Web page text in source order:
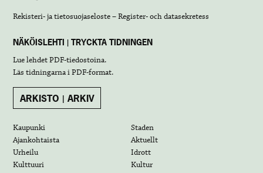
Rekisteri- ja tietosuojaseloste – Register- och datasekretess
NÄKÖISLEHTI | TRYCKTA TIDNINGEN
Lue lehdetPDF-tiedostoina.
Läs tidningarna iPDF-format.
ARKISTO | ARKIV
Kaupunki
Staden
Ajankohtaista
Aktuellt
Urheilu
Idrott
Kulttuuri
Kultur